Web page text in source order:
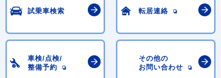
試乗車検索 転居連絡
車検/点検/
整備予約
その他の
お問い合わせ